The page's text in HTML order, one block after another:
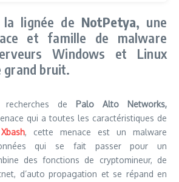
lignée de NotPetya, une
et famille de malware
Windows et Linux
grand bruit.
de Palo Alto Networks,
qui a toutes les caractéristiques de
Xbash, cette menace est un malware
qui se fait passer pour un
des fonctions de cryptomineur, de
d’auto propagation et se répand en